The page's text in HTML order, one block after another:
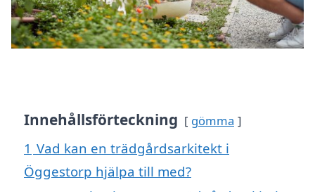
Innehållsförteckning gömma
1 Vad kan en trädgårdsarkitekt i
Öggestorp hjälpa till med?